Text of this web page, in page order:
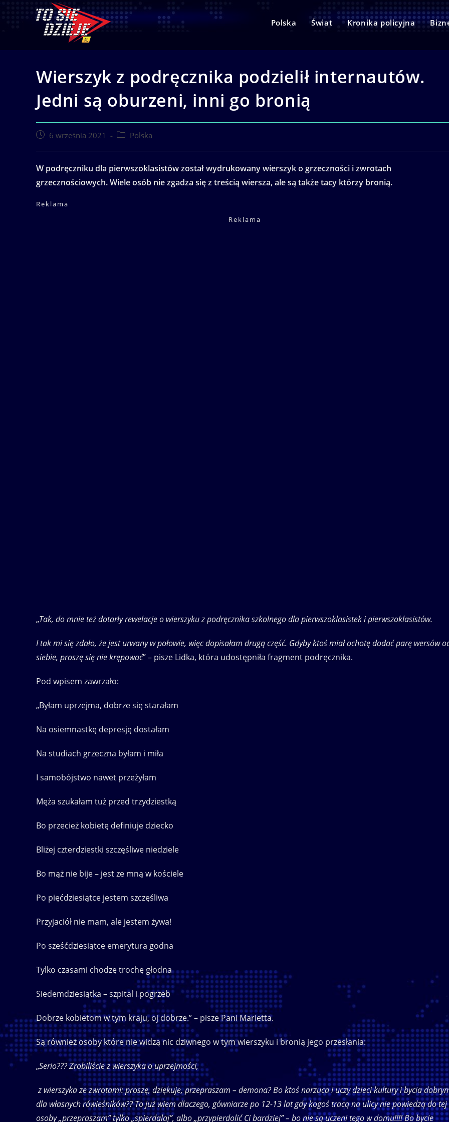
Polska Świat Kronika policyjna
Wierszyk z podręcznika podzielił internautów.
Jedni są oburzeni, inni go bronią
Post 6 września 2021
Post Polska
W podręczniku dla pierwszoklasistów został wydrukowany wierszyk o grzeczności i zwrotach
grzecznościowych. Wiele osób nie zgadza się z treścią wiersza, ale są także tacy którzy bronią.
Reklama
Reklama
„Tak, do mnie też dotarły rewelacje o wierszyku z podręcznika szkolnego dla pierwszoklasistek i pierwszoklasistów.
I tak mi się zdało, że jest urwany w połowie, więc dopisałam drugą część. Gdyby ktoś miał ochotę dodać parę wersów
siebie, proszę się nie krępować” – pisze Lidka, która udostępniła fragment podręcznika.
Pod wpisem zawrzało:
„Byłam uprzejma, dobrze się starałam
Na osiemnastkę depresję dostałam
Na studiach grzeczna byłam i miła
I samobójstwo nawet przeżyłam
Męża szukałam tuż przed trzydziestką
Bo przecież kobietę definiuje dziecko
Bliżej czterdziestki szczęśliwe niedziele
Bo mąż nie bije – jest ze mną w kościele
Po pięćdziesiątce jestem szczęśliwa
Przyjaciół nie mam, ale jestem żywa!
Po sześćdziesiątce emerytura godna
Tylko czasami chodzę trochę głodna
Siedemdziesiątka – szpital i pogrzeb
Dobrze kobietom w tym kraju, oj dobrze.” – pisze Pani Marietta.
Są również osoby które nie widzą nic dziwnego w tym wierszyku i bronią jego przesłania:
„Serio??? Zrobiliście z wierszyka o uprzejmości,
z wierszyka ze zwrotami: proszę, dziękuje, przepraszam – demona? Bo ktoś narzuca i uczy dzieci kultury i bycia
dla własnych rówieśników?? To już wiem dlaczego, gówniarze po 12-13 lat gdy kogoś tracą na ulicy nie powiedzą do tej
osoby „przepraszam” tylko „spierdalaj”, albo „przypierdolić Ci bardziej” – bo nie są uczeni tego w domu!!!! Bo bycie